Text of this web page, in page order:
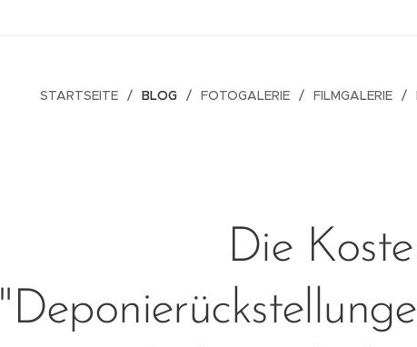
STARTSEITE BLOG FOTOGALERIE FILMGALERIE
Die